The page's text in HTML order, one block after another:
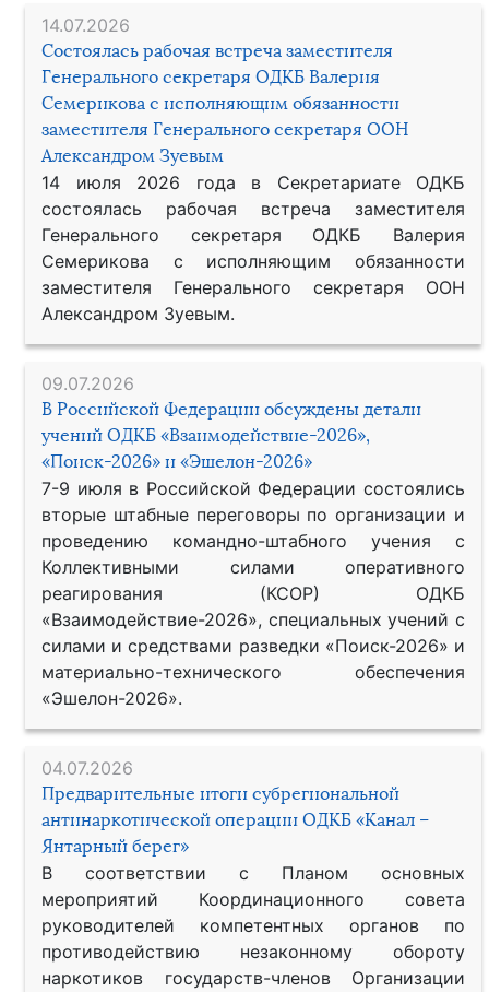
14.07.2026
Состоялась рабочая встреча заместителя
Генерального секретаря ОДКБ Валерия
Семерикова с исполняющим обязанности
заместителя Генерального секретаря ООН
Александром Зуевым
14 июля 2026 года в Секретариате ОДКБ
состоялась рабочая встреча заместителя
Генерального секретаря ОДКБ Валерия
Семерикова с исполняющим обязанности
заместителя Генерального секретаря ООН
Александром Зуевым.
09.07.2026
В Российской Федерации обсуждены детали
учений ОДКБ «Взаимодействие-2026»,
«Поиск-2026» и «Эшелон-2026»
7-9 июля в Российской Федерации состоялись
вторые штабные переговоры по организации и
проведению командно-штабного учения с
Коллективными силами оперативного
реагирования (КСОР) ОДКБ
«Взаимодействие-2026», специальных учений с
силами и средствами разведки «Поиск-2026» и
материально-технического обеспечения
«Эшелон-2026».
04.07.2026
Предварительные итоги субрегиональной
антинаркотической операции ОДКБ «Канал –
Янтарный берег»
В соответствии с Планом основных
мероприятий Координационного совета
руководителей компетентных органов по
противодействию незаконному обороту
наркотиков государств-членов Организации